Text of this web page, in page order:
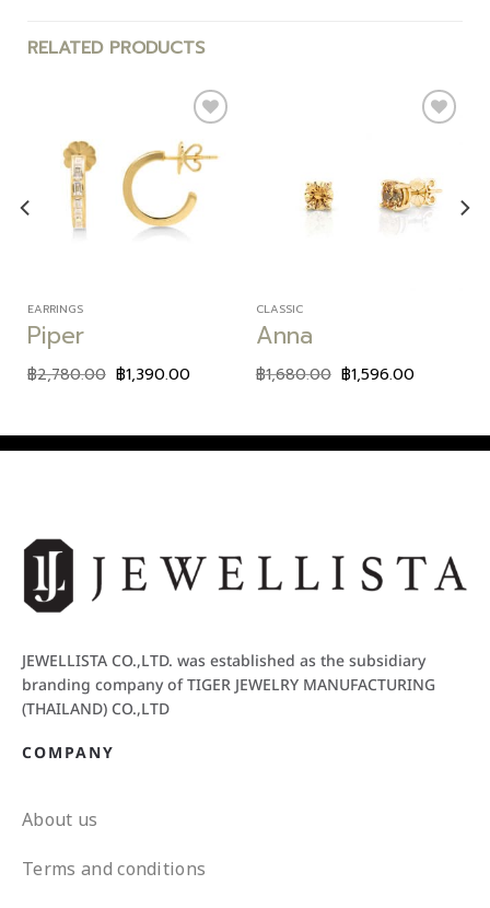
RELATED PRODUCTS
Add to
wishlist
EARRINGS
Piper
฿2,780.00 ฿1,390.00
Add to
wishlist
CLASSIC
Anna
฿1,680.00 ฿1,596.00
JEWELLISTA CO.,LTD. was established as the subsidiary
branding company of TIGER JEWELRY MANUFACTURING
(THAILAND) CO.,LTD
COMPANY
About us
Terms and conditions